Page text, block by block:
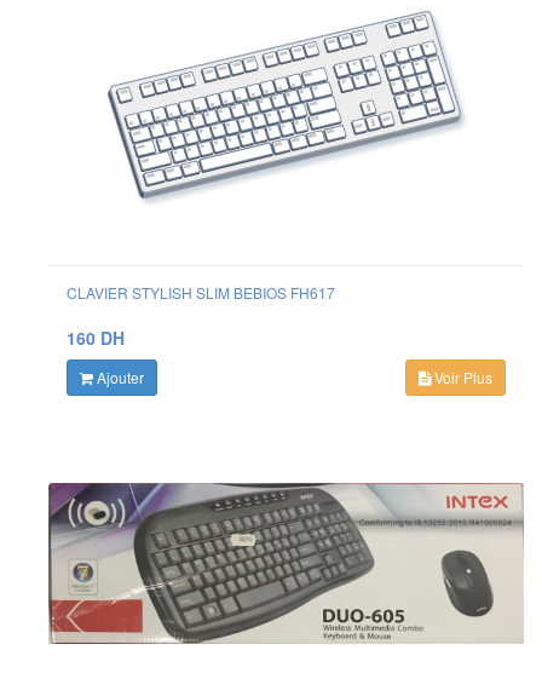
CLAVIER STYLISH SLIM BEBIOS FH617
160 DH
Ajouter Voir Plus